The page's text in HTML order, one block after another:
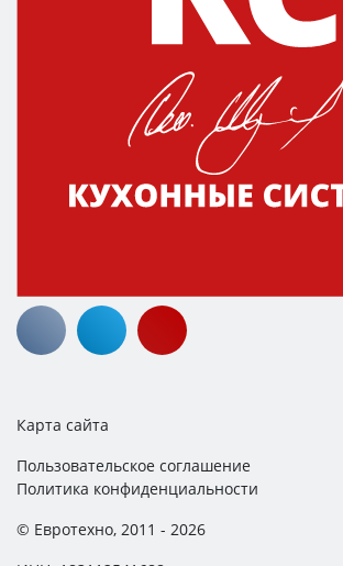
Карта сайта
Пользовательское соглашение
Политика конфиденциальности
© Евротехно, 2011 - 2026